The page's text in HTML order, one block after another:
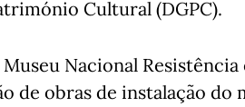
Cultural (DGPC).
Nacional
de obras de instalação do